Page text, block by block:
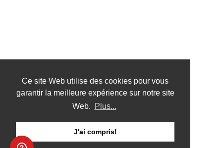
Ce site Web utilise des cookies pour vous
garantir la meilleure expérience sur notre site
Web.
Plus...
J'ai compris!